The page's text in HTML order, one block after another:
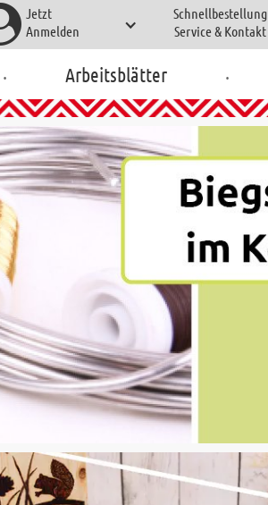
Jetzt
Anmelden
Schnellbestellung
Service & Kontakt
. Arbeitsblätter .